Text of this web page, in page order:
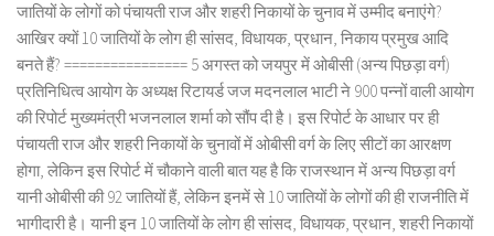
जातियों के लोगों को पंचायती राज और शहरी निकायों के चुनाव में उम्मीद बनाएंगे?
आखिर क्यों 10 जातियों के लोग ही सांसद, विधायक, प्रधान, निकाय प्रमुख आदि
बनते हैं? ================ 5 अगस्त को जयपुर में ओबीसी (अन्य पिछड़ा वर्ग)
प्रतिनिधित्व आयोग के अध्यक्ष रिटायर्ड जज मदनलाल भाटी ने 900 पन्नों वाली आयोग
की रिपोर्ट मुख्यमंत्री भजनलाल शर्मा को सौंप दी है। इस रिपोर्ट के आधार पर ही
पंचायती राज और शहरी निकायों के चुनावों में ओबीसी वर्ग के लिए सीटों का आरक्षण
होगा, लेकिन इस रिपोर्ट में चौकाने वाली बात यह है कि राजस्थान में अन्य पिछड़ा वर्ग
यानी ओबीसी की 92 जातियों हैं, लेकिन इनमें से 10 जातियों के लोगों की ही राजनीति में
भागीदारी है। यानी इन 10 जातियों के लोग ही सांसद, विधायक, प्रधान, शहरी निकायों